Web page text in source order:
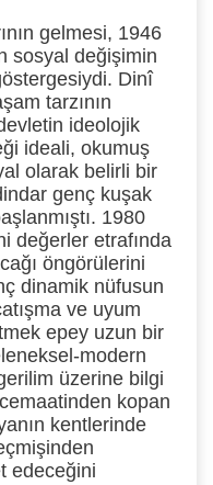
gelmesi, 1946
sosyal değişimin
Dinî
tarzının
ideolojik
ideali, okumuş
olarak belirli bir
genç kuşak
1980
değerler etrafında
öngörülerini
dinamik nüfusun
ve uyum
epey uzun bir
modern
üzerine bilgi
kopan
kentlerinde
edeceğini